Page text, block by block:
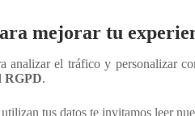
nueva era con la puesta en
a Lima como un hub
transmitió en vio la última
mejorar tu
analizar el tráfico y personalizar
RGPD.
tus datos te invitamos leer